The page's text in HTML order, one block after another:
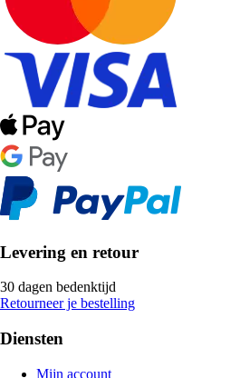
Levering en retour
30 dagen bedenktijd
Retourneer je bestelling
Diensten
Mijn account